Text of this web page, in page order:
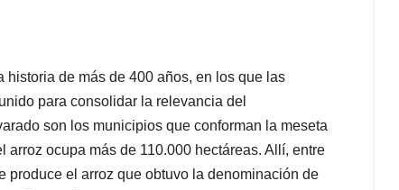
de más de 400 años, en los que las
para consolidar la relevancia del
son los municipios que conforman la meseta
ocupa más de 110.000 hectáreas. Allí, entre
produce el arroz que obtuvo la denominación de